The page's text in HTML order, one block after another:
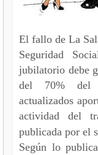
El fallo de La
Seguridad
jubilatorio debe
del 70% del
actualizados
actividad del
publicada por el
Según lo